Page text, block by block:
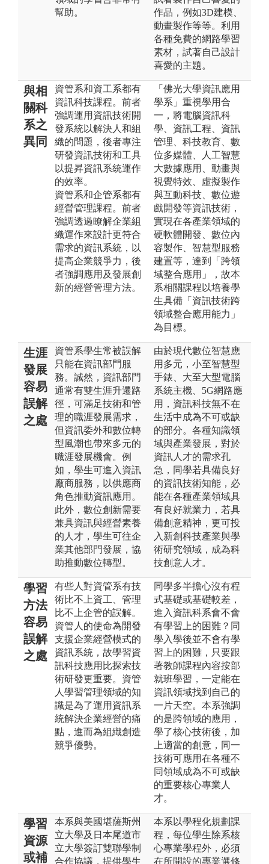
幫助。
作品，例如3D建模、
動畫製作等等。利用
各種免費的網路學習
素材，試著自己設計
喜愛的主題。
與相
關科
系之
異同
資管系和資工系都有
資訊科技課程。前者
強調運用資訊技術開
發系統以解決人和組
織的問題，後者專注
研發資訊技術和工具
以提昇資訊系統運作
的效率。
資管系和企管系都有
經營管理課程。前者
強調透過瞭解企業組
織運作來設計更符合
需求的資訊系統，以
提高企業競爭力，後
者強調應用及發展創
新的經營管理方法。
「佛光大學資訊應用
學系」重視學用合
一，將電腦資訊科
學、資訊工程、資訊
管理、科技教育、數
位多媒體、人工智慧
大數據應用、動畫與
視覺特效、虛擬製作
與互動科技、數位遊
戲開發等資訊技術，
實現在各產業領域的
硬軟體開發、數位內
容製作、智慧型服務
建置等，達到「跨領
域整合應用」，故本
系相關課程以培養學
生具備「資訊技術跨
領域整合應用能力」
為目標。
生涯
發展
容易
誤解
之處
資管系學生常被誤解
只能在資訊部門服
務。誠然，資訊部門
通常有雙生涯升遷路
徑，可滿足技術和管
理的職涯發展需求，
但資訊委外和數位轉
型風潮也帶來多元的
職涯發展機會。例
如，學生可進入資訊
廠商服務，以供應商
角色推動資訊應用。
此外，數位創新需要
兼具資訊與經營素養
的人才，學生可往企
業其他部門發展，協
助推動數位轉型。
由於現代數位智慧應
用多元，小至智慧型
手錶、大至大型電腦
系統主機、5G網路應
用，資訊科技無不在
生活中成為不可或缺
的部分。各種知識領
域與產業發展，對於
資訊人才的需求孔
急，同學若具備良好
的資訊技術知能，必
能在各種產業領域具
有良好就業力，若具
備創意精神，更可投
入新創科技產業與學
術研究領域，成為科
技創意人才。
學習
方法
容易
誤解
之處
有些人對資管系有技
術比不上資工、管理
比不上企管的誤解。
資管人的使命為開發
支援企業經營模式的
資訊系統，故學習資
訊科技應用比探索技
術研發更重要。資管
人學習管理領域的知
識是為了運用資訊系
統解決企業經營的痛
點，進而為組織創造
競爭優勢。
同學多半擔心沒有程
式基礎或基礎較差，
進入資訊科系會不會
有學習上的困難？同
學入學後並不會有學
習上的困難，只要跟
著教師課程內容按部
就班學習，一定能在
資訊領域找到自己的
一片天空。本系強調
的是跨領域的應用，
學了核心技術後，加
上適當的創意，同一
技術可應用在各種不
同領域成為不可或缺
的重要核心專業人
才。
學習
資源
或補
本系與美國堪薩斯州
立大學及日本尾道市
立大學簽訂雙聯學制
合作協議，提供學生
本系以學程化規劃課
程，每位學生除系核
心專業學程外，必須
在所開設的專業選修